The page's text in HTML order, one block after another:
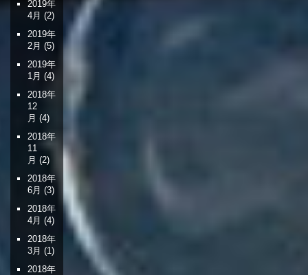
2019年
4月 (2)
2019年
2月 (5)
2019年
1月 (4)
2018年
12
月 (4)
2018年
11
月 (2)
2018年
6月 (3)
2018年
4月 (4)
2018年
3月 (1)
2018年